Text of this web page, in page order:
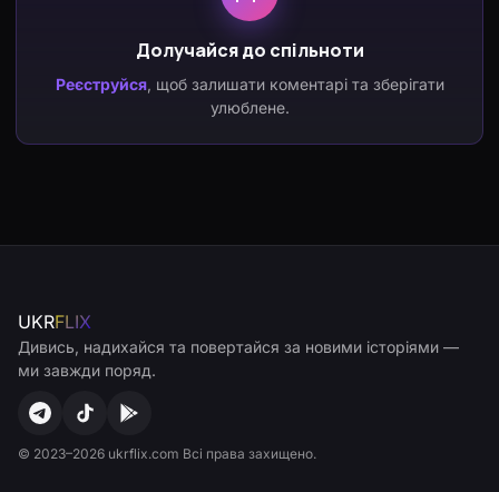
Долучайся до спільноти
Реєструйся, щоб залишати коментарі та зберігати
улюблене.
UKRFLIX
Дивись, надихайся та повертайся за новими історіями —
ми завжди поряд.
© 2023–2026 ukrflix.com Всі права захищено.